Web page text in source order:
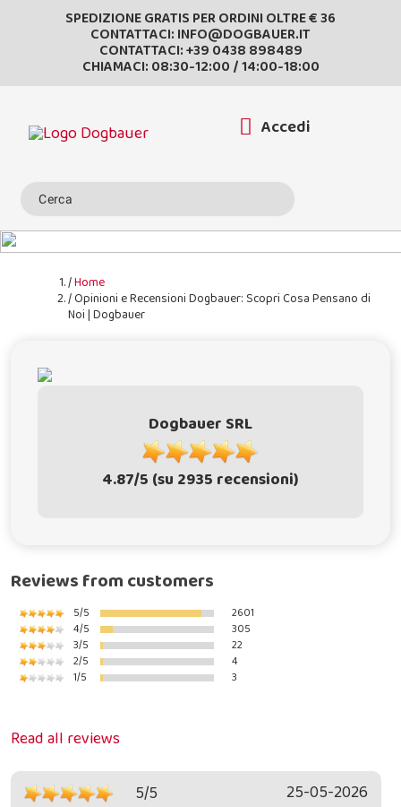
SPEDIZIONE GRATIS PER ORDINI OLTRE € 36
CONTATTACI: INFO@DOGBAUER.IT
CONTATTACI:+39 0438 898489
CHIAMACI: 08:30-12:00 / 14:00-18:00
Accedi
Home
Opinioni e Recensioni Dogbauer: Scopri Cosa Pensano di
Noi | Dogbauer
Dogbauer SRL
4.87/5 (su 2935 recensioni)
Reviews from customers
5/5
2601
4/5
305
3/5
22
2/5
4
1/5
3
Read all reviews
5/5
25-05-2026